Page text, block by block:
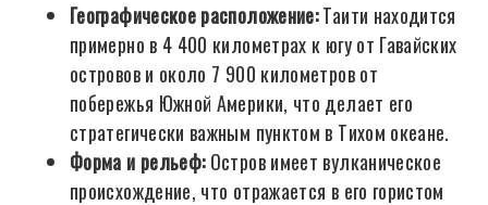
Географическое расположение:Таити находится
примерно в 4 400 километрах к югу от Гавайских
островов и около 7 900 километров от
побережья Южной Америки, что делает его
стратегически важным пунктом в Тихом океане.
Форма и рельеф:Остров имеет вулканическое
происхождение, что отражается в его гористом